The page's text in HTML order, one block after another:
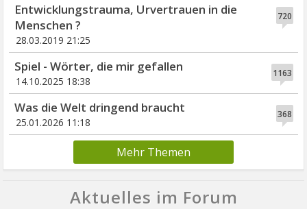
720
Entwicklungstrauma, Urvertrauen in die
Menschen ?
28.03.2019 21:25
1163
Spiel - Wörter, die mir gefallen
14.10.2025 18:38
368
Was die Welt dringend braucht
25.01.2026 11:18
Mehr Themen
Aktuelles im Forum